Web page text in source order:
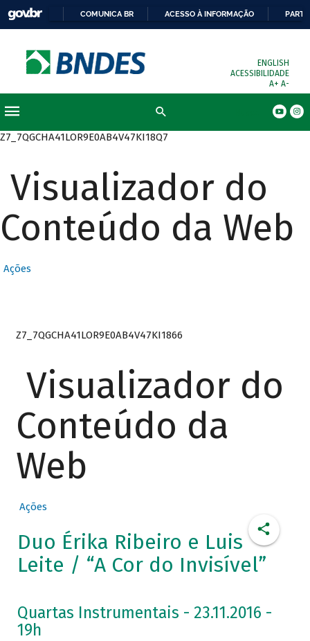
COMUNICA BR ACESSO À INFORMAÇÃO
ENGLISH
ACESSIBILIDADE
A+ A-
Z7_7QGCHA41LOR9E0AB4V47KI18Q7
Visualizador do
Conteúdo da Web
Ações
Z7_7QGCHA41LOR9E0AB4V47KI1866
Visualizador do
Conteúdo da
Web
Ações
Duo Érika Ribeiro e Luis
Leite / “A Cor do Invisível”
Quartas Instrumentais - 23.11.2016 -
19h